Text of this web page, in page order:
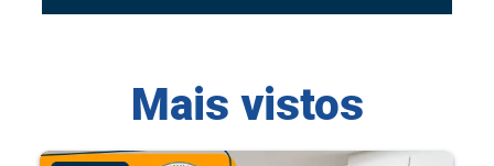
Mais vistos